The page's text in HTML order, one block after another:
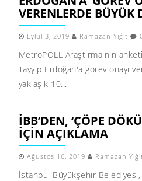
VERENLERDE BÜYÜK
Eylül 3, 2019 Ramazan Yiğit
MetroPOLL Araştırma'nın
Tayyip Erdoğan'a görev onayı
yaklaşık 10...
İBB’DEN, ‘ÇÖPE
IÇIN AÇIKLAMA
Ağustos 16, 2019 Ramazan
İstanbul Büyükşehir